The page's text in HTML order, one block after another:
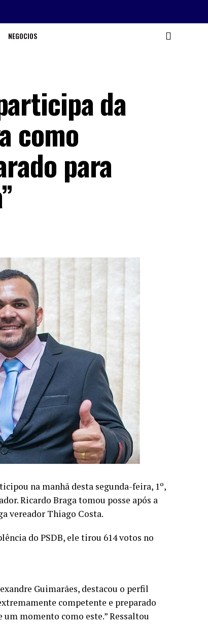
NEGOCIOS
da
como
para
na manhã desta segunda-feira, 1º,
Ricardo Braga tomou posse após a
vereador Thiago Costa.
do PSDB, ele tirou 614 votos no
Guimarães, destacou o perfil
competente e preparado
momento como este.” Ressaltou